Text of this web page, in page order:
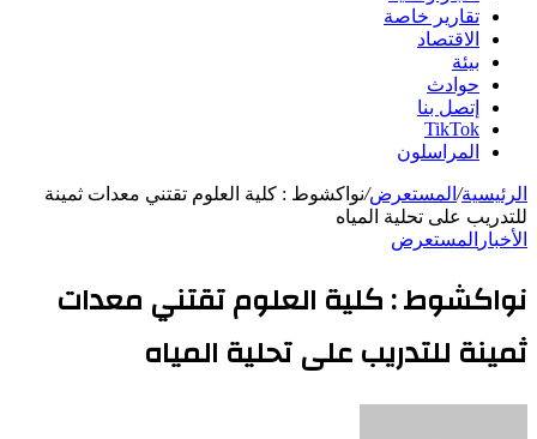
تقارير خاصة
الاقتصاد
بيئة
حوادث
إتصل بنا
TikTok
المراسلون
الرئيسية/ المستعرض/نواكشوط : كلية العلوم تقتني معدات ثمينة
للتدريب على تحلية المياه
الأخبار المستعرض
نواكشوط : كلية العلوم تقتني معدات
ثمينة للتدريب على تحلية المياه